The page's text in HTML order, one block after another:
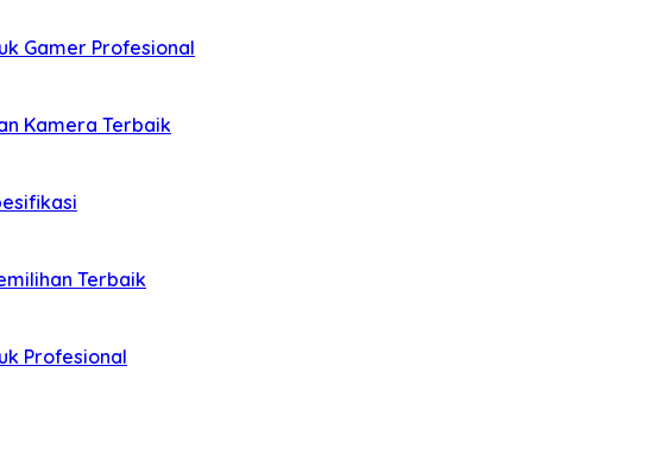
Gamer Profesional
Kamera Terbaik
Terbaik
Profesional